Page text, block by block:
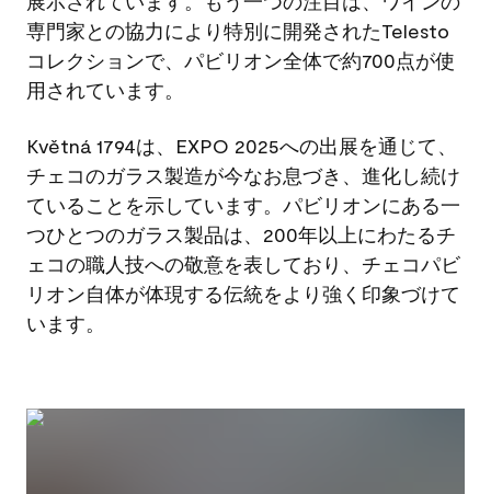
専門家との協力により特別に開発されたTelesto
コレクションで、パビリオン全体で約700点が使
用されています。
Květná 1794は、EXPO 2025への出展を通じて、
チェコのガラス製造が今なお息づき、進化し続け
ていることを示しています。パビリオンにある一
つひとつのガラス製品は、200年以上にわたるチ
ェコの職人技への敬意を表しており、チェコパビ
リオン自体が体現する伝統をより強く印象づけて
います。